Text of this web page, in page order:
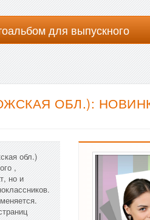
для выпускного
ОБЛ.):
обл.)
,
но и